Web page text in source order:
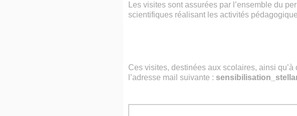
Les visites sont assurées par l’ensemble du
scientifiques réalisant les activités
Ces visites, destinées aux scolaires, ainsi
l’adresse mail suivante :